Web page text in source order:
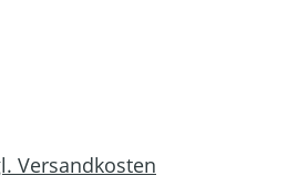
Versandkosten